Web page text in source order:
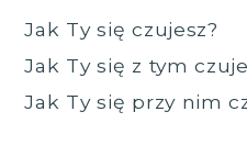
Jak Ty się czujesz?
Jak Ty się z tym
Jak Ty się przy nim